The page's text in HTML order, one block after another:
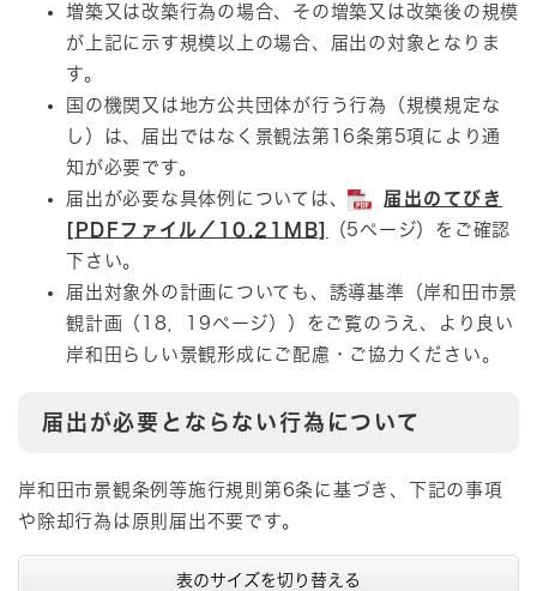
増築又は改築行為の場合、その増築又は改築後の規模
が上記に示す規模以上の場合、届出の対象となりま
す。
国の機関又は地方公共団体が行う行為（規模規定な
し）は、届出ではなく景観法第16条第5項により通
知が必要です。
届出が必要な具体例については、
届出のてびき
[PDFファイル／10.21MB]
（5ページ）をご確認
下さい。
届出対象外の計画についても、誘導基準（岸和田市景
観計画（18，19ページ））をご覧のうえ、より良い
岸和田らしい景観形成にご配慮・ご協力ください。
届出が必要とならない行為について
岸和田市景観条例等施行規則第6条に基づき、下記の事項
や除却行為は原則届出不要です。
表のサイズを切り替える